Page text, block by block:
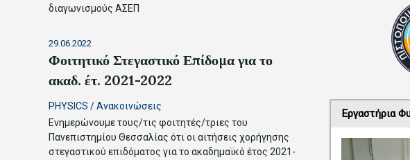
διαγωνισμούς ΑΣΕΠ
29.06.2022
Φοιτητικό Στεγαστικό Επίδομα για το
ακαδ. έτ. 2021-2022
PHYSICS /Ανακοινώσεις
Ενημερώνουμε τους/τις φοιτητές/τριες του
Πανεπιστημίου Θεσσαλίας ότι οι αιτήσεις χορήγησης
στεγαστικού επιδόματος για το ακαδημαϊκό έτος 2021-
Εργαστήρια